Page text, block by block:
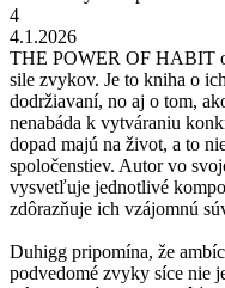
4
4.1.2026
THE POWER OF HABIT
sile zvykov. Je to kniha o
dodržiavaní, no aj o tom,
nenabáda k vytváraniu
dopad majú na život, a to
spoločenstiev. Autor vo
vysvetľuje jednotlivé
zdôrazňuje ich vzájomnú
Duhigg pripomína, že
podvedomé zvyky síce nie